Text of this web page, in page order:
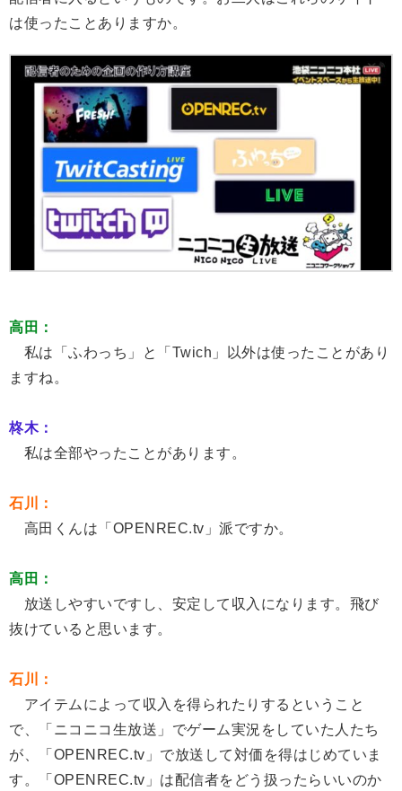
は使ったことありますか。
高田：
私は「ふわっち」と「Twich」以外は使ったことがあり
ますね。
柊木：
私は全部やったことがあります。
石川：
高田くんは「OPENREC.tv」派ですか。
高田：
放送しやすいですし、安定して収入になります。飛び
抜けていると思います。
石川：
アイテムによって収入を得られたりするということ
で、「ニコニコ生放送」でゲーム実況をしていた人たち
が、「OPENREC.tv」で放送して対価を得はじめていま
す。「OPENREC.tv」は配信者をどう扱ったらいいのか